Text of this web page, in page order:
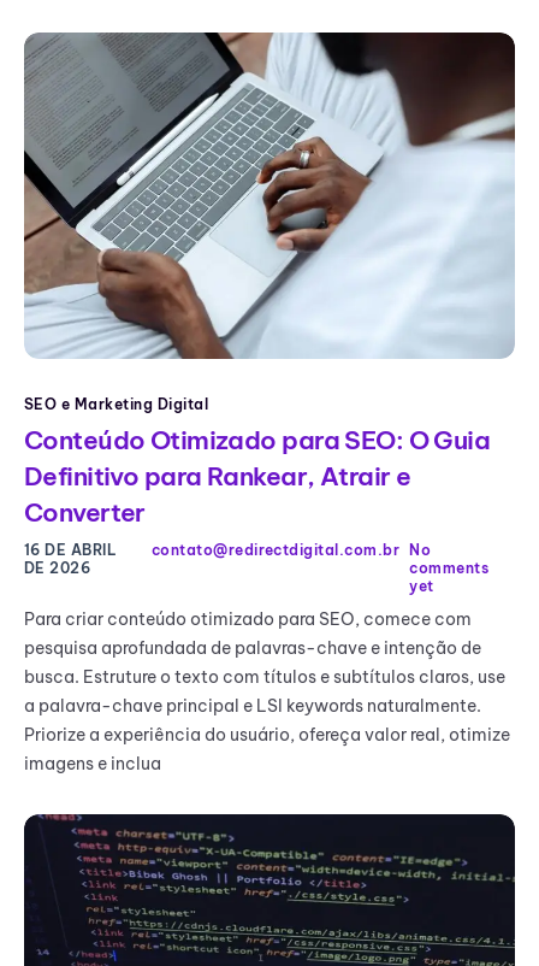
SEO e Marketing Digital
Conteúdo Otimizado para SEO: O Guia
Definitivo para Rankear, Atrair e
Converter
16 DE ABRIL
DE 2026
contato@redirectdigital.com.br
No
comments
yet
Para criar conteúdo otimizado para SEO, comece com
pesquisa aprofundada de palavras-chave e intenção de
busca. Estruture o texto com títulos e subtítulos claros, use
a palavra-chave principal e LSI keywords naturalmente.
Priorize a experiência do usuário, ofereça valor real, otimize
imagens e inclua